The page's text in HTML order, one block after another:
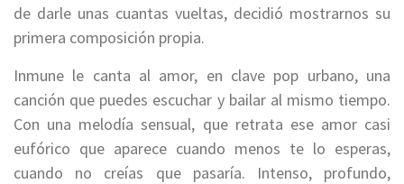
de darle unas cuantas vueltas, decidió mostrarnos su
primera composición propia.
Inmune le canta al amor, en clave pop urbano, una
canción que puedes escuchar y bailar al mismo tiempo.
Con una melodía sensual, que retrata ese amor casi
eufórico que aparece cuando menos te lo esperas,
cuando no creías que pasaría. Intenso, profundo,